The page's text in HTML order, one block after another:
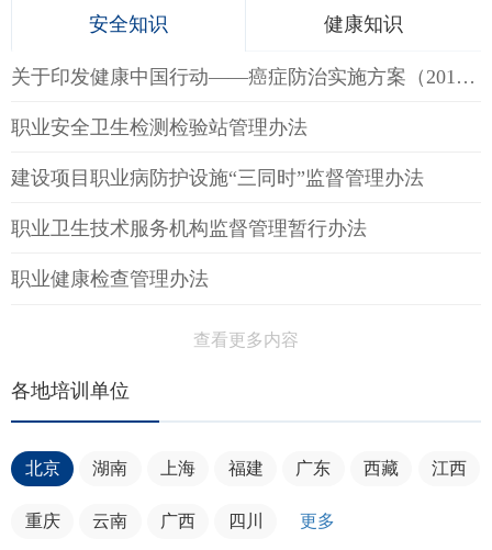
安全知识 健康知识
关于印发健康中国行动——癌症防治实施方案（2019—2022年）的通知
职业安全卫生检测检验站管理办法
建设项目职业病防护设施“三同时”监督管理办法
职业卫生技术服务机构监督管理暂行办法
职业健康检查管理办法
查看更多内容
各地培训单位
北京 湖南 上海 福建 广东 西藏 江西
重庆 云南 广西 四川 更多